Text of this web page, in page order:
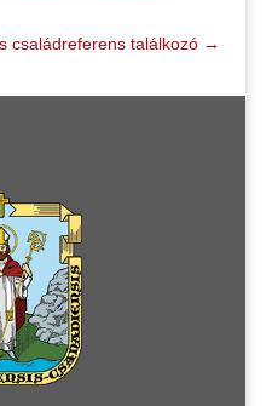
családreferens találkozó →